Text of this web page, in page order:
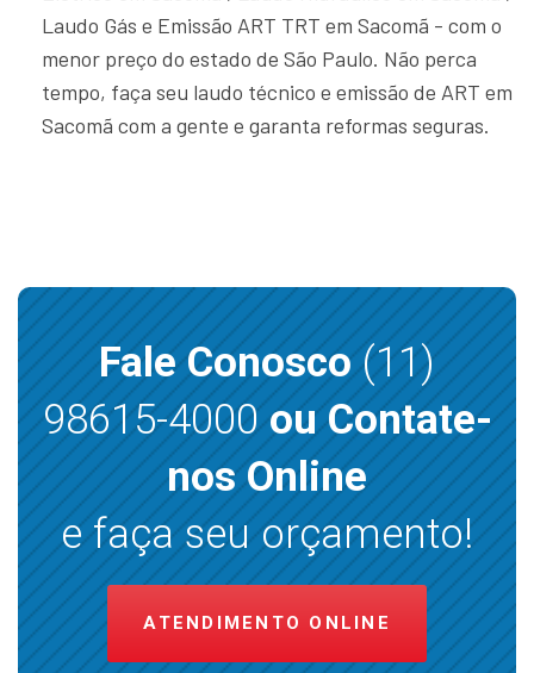
Laudo Gás e Emissão ART TRT em Sacomã - com o
menor preço do estado de São Paulo. Não perca
tempo, faça seu laudo técnico e emissão de ART em
Sacomã com a gente e garanta reformas seguras.
Fale Conosco(11)
98615-4000ou Contate-
nos Online
e faça seu orçamento!
ATENDIMENTO ONLINE